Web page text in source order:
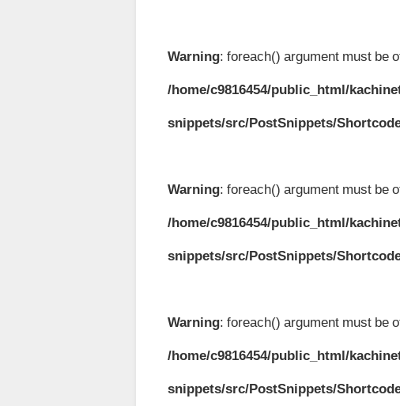
Warning: foreach() argument must be
/home/c9816454/public_html/
snippets/src/PostSnippets/
Warning: foreach() argument must be
/home/c9816454/public_html/
snippets/src/PostSnippets/
Warning: foreach() argument must be
/home/c9816454/public_html/
snippets/src/PostSnippets/